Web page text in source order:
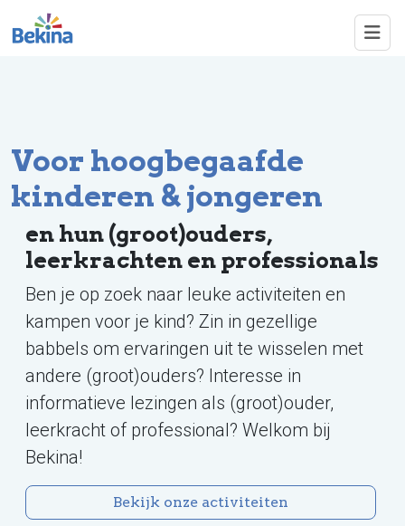
Overslaan en naar de inhoud gaan
Voor hoogbegaafde
kinderen & jongeren
en hun (groot)ouders,
leerkrachten en professionals
Ben je op zoek naar leuke activiteiten en
kampen voor je kind? Zin in gezellige
babbels om ervaringen uit te wisselen met
andere (groot)ouders? Interesse in
informatieve lezingen als (groot)ouder,
leerkracht of professional? Welkom bij
Bekina!
Bekijk onze activiteiten